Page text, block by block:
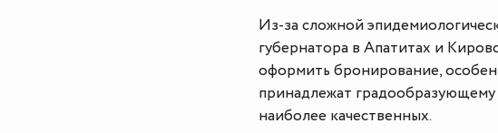
Из-за сложной
губернатора в Апатитах и
оформить бронирование,
принадлежат
наиболее качественных.